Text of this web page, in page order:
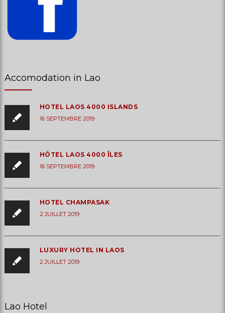
Accomodation in Lao
HOTEL LAOS 4000 ISLANDS
16 SEPTEMBRE 2019
HÔTEL LAOS 4000 ÎLES
16 SEPTEMBRE 2019
HOTEL CHAMPASAK
2 JUILLET 2019
LUXURY HOTEL IN LAOS
2 JUILLET 2019
Lao Hotel